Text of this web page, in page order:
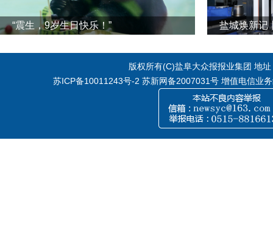
“震生，9岁生日快乐！”
版权所有(C)盐阜大众报报业集团 地
苏ICP备10011243号-2 苏新网备2007031号 增值电信业